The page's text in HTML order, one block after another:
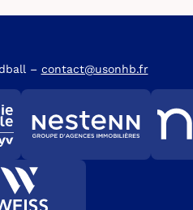
– contact@usonhb.fr